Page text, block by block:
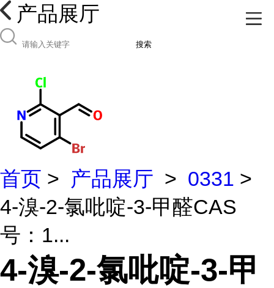
产品展厅
搜索
首页 > 产品展厅 > 0331 >
4-溴-2-氯吡啶-3-甲醛CAS
号：1...
4-溴-2-氯吡啶-3-甲